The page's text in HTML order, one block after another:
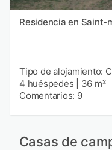
Residencia en Saint-
Tipo de alojamiento:
4 huéspedes
36 m²
Comentarios: 9
Casas de